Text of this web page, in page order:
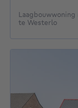
te Westerlo